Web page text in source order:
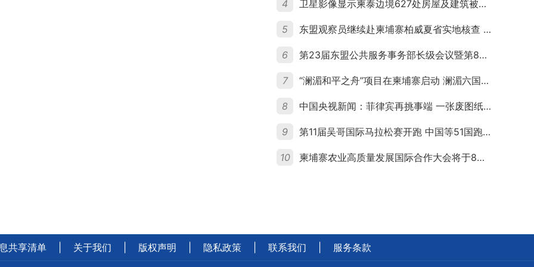
4 卫星影像显示柬泰边境627处房屋及建筑被夷平 人权组织呼吁保护平民财产
5 东盟观察员继续赴柬埔寨柏威夏省实地核查 走访遭袭柬埔寨平民村庄
6 第23届东盟公共服务事务部长级会议暨第8届东盟与中日韩公共服务事务部长级会议在柬埔寨暹粒开幕
7 “澜湄和平之舟”项目在柬埔寨启动 澜湄六国青年共话和平与发展
8 中国央视新闻：菲律宾再挑事端 一张废图纸划不走中国黄岩岛
9 第11届吴哥国际马拉松赛开跑 中国等51国跑者齐聚暹粒
10 柬埔寨农业高质量发展国际合作大会将于8月20日举行
共享清单 关于我们 版权声明 隐私政策 联系我们 服务条款